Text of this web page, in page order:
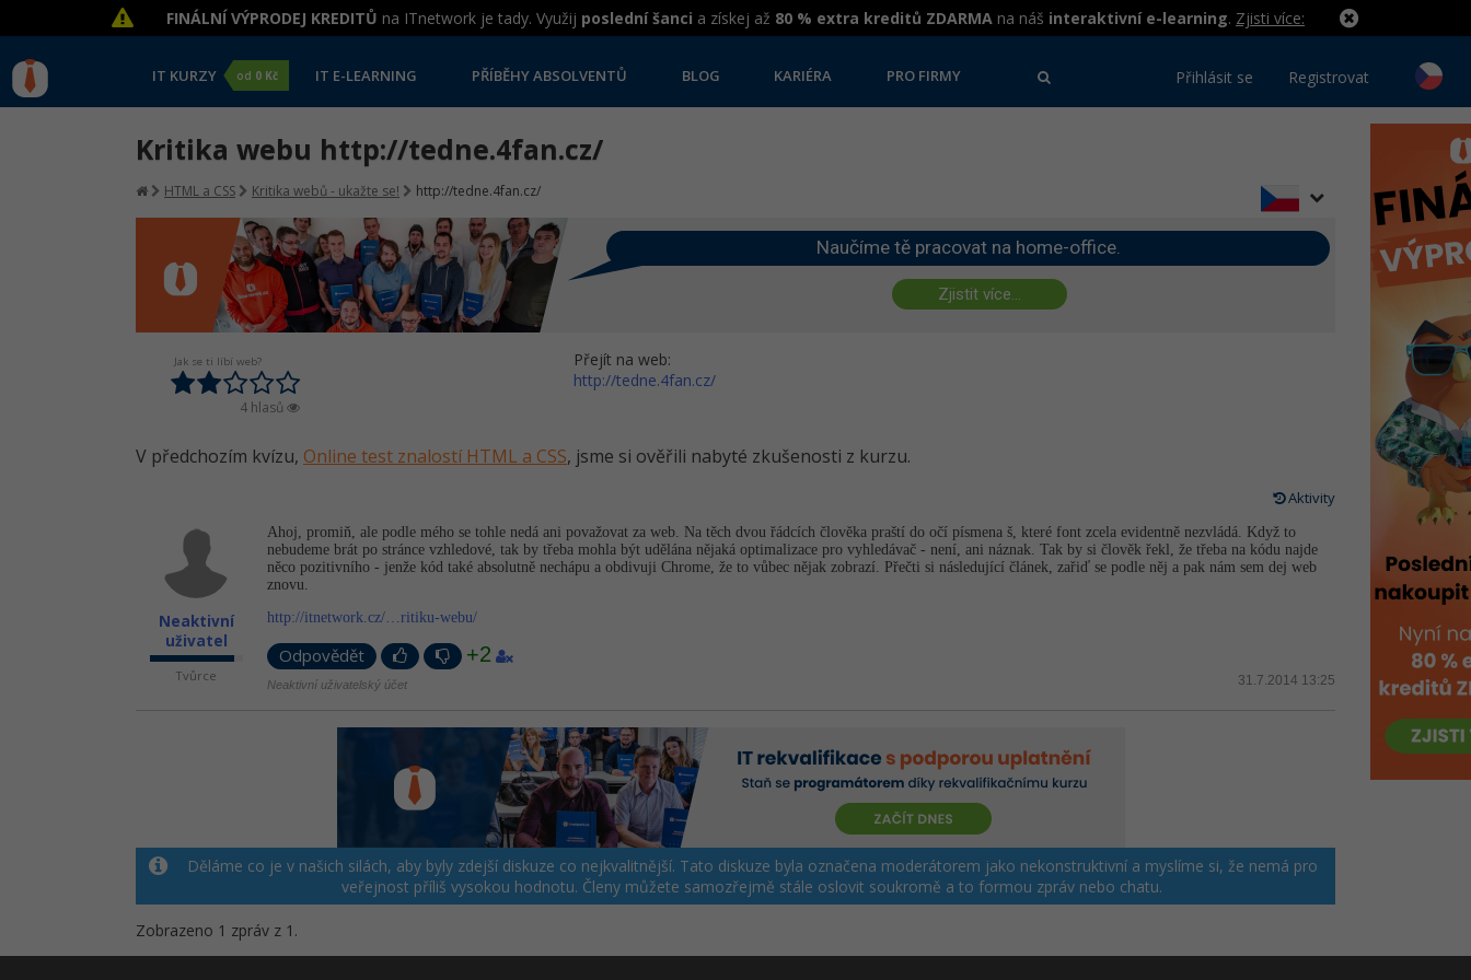
FINÁLNÍ VÝPRODEJ KREDITŮ na ITnetwork je tady. Využij poslední šanci a získej až 80 % extra kreditů ZDARMA na náš interaktivní e-learning. Zjisti více:
IT KURZY od 0 Kč IT E-LEARNING PŘÍBĚHY ABSOLVENTŮ BLOG KARIÉRA PRO FIRMY Přihlásit se Registrovat
Kritika webu http://tedne.4fan.cz/
HTML a CSS Kritika webů - ukažte se! http://tedne.4fan.cz/
Naučíme tě pracovat na home-office.
Zjistit více...
Jak se ti líbí web?
4 hlasů
Přejít na web:
http://tedne.4fan.cz/
V předchozím kvízu, Online test znalostí HTML a CSS, jsme si ověřili nabyté zkušenosti z kurzu.
Aktivity
Neaktivní
uživatel
Tvůrce
Ahoj, promiň, ale podle mého se tohle nedá ani považovat za web. Na těch dvou řádcích člověka praští do očí písmena š, které font zcela evidentně nezvládá. Když to
nebudeme brát po stránce vzhledové, tak by třeba mohla být udělána nějaká optimalizace pro vyhledávač - není, ani náznak. Tak by si člověk řekl, že třeba na kódu najde
něco pozitivního - jenže kód také absolutně nechápu a obdivuji Chrome, že to vůbec nějak zobrazí. Přečti si následující článek, zařiď se podle něj a pak nám sem dej web
znovu.
http://itnetwork.cz/…ritiku-webu/
Odpovědět +2
31.7.2014 13:25
Neaktivní uživatelský účet
Děláme co je v našich silách, aby byly zdejší diskuze co nejkvalitnější. Tato diskuze byla označena moderátorem jako nekonstruktivní a myslíme si, že nemá pro
veřejnost příliš vysokou hodnotu. Členy můžete samozřejmě stále oslovit soukromě a to formou zpráv nebo chatu.
Zobrazeno 1 zpráv z 1.